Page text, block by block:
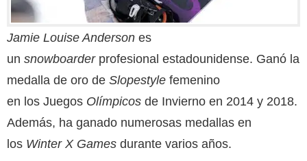
Jamie Louise Anderson es
un snowboarderprofesional estadounidense. Ganó la
medalla de oro de Slopestyle femenino
en los Juegos Olímpicos de Invierno en 2014 y 2018.
Además, ha ganado numerosas medallas en
los Winter X Games durante varios años.